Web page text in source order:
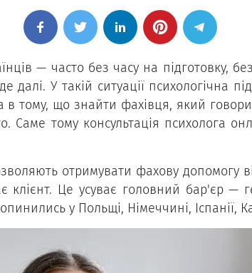
— часто без часу на підготовку,
далі. У такій ситуації психологічна
в тому, що знайти фахівця, який
Саме тому консультація психолога
отримувати фахову допомогу
клієнт. Це усуває головний бар'єр —
у Польщі, Німеччині, Іспанії,